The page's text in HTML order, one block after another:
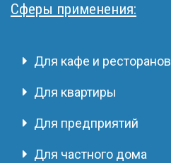
Сферы применения:
Для кафе и ресторанов
Для квартиры
Для предприятий
Для частного дома